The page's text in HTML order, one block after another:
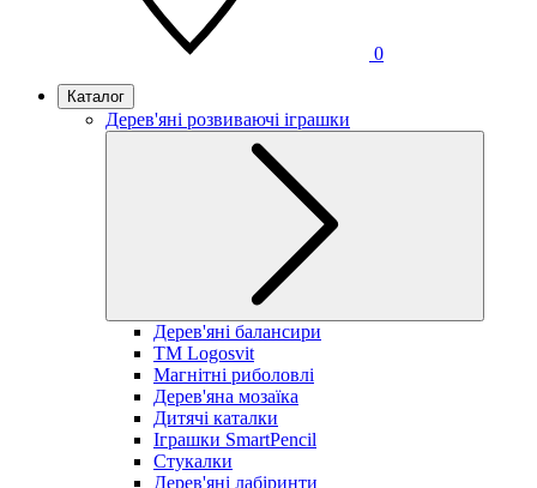
0
Каталог
Дерев'яні розвиваючі іграшки
Дерев'яні балансири
TM Logosvit
Магнітні риболовлі
Дерев'яна мозаїка
Дитячі каталки
Іграшки SmartPencil
Стукалки
Дерев'яні лабіринти